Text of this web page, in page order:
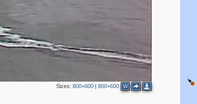
Sizes: 800×600| 800×600 W